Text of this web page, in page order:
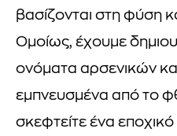
βασίζονται στη φύση
Ομοίως, έχουμε
ονόματα αρσενικών
εμπνευσμένα από το
σκεφτείτε ένα